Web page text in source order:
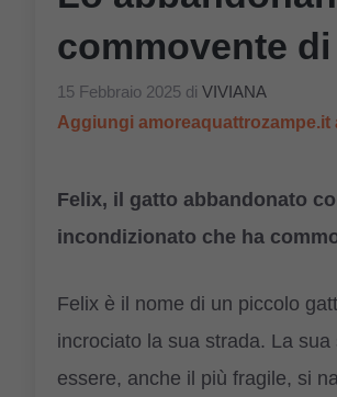
commovente
15 Febbraio 2025 di VIVIANA
Aggiungi amoreaquattrozampe.it
Felix, il gatto abbandonato
incondizionato che ha
Felix è il nome di un piccolo
incrociato la sua strada. La
essere, anche il più fragile, si